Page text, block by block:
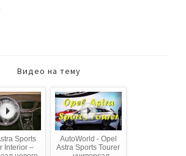
Видео на тему
Sports
Interior –
AutoWorld - Opel
Astra Sports Tourer